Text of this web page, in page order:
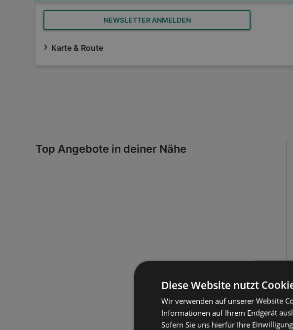
NEWSLETTER ANMELDEN
Karte & Route
Top Angebote in deiner Nähe
Diese Website nutzt
Wir verwenden auf unserer Website
Informationen auf Ihrem Endgerät
Sofern Sie uns hierfür Ihre